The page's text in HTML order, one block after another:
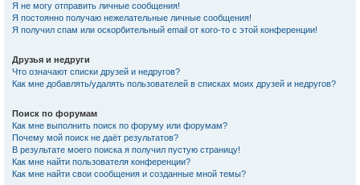
Я не могу отправить личные сообщения!
Я постоянно получаю нежелательные личные сообщения!
Я получил спам или оскорбительный email от кого-то с этой конференции!
Друзья и недруги
Что означают списки друзей и недругов?
Как мне добавлять/удалять пользователей в списках моих друзей и недругов?
Поиск по форумам
Как мне выполнить поиск по форуму или форумам?
Почему мой поиск не даёт результатов?
В результате моего поиска я получил пустую страницу!
Как мне найти пользователя конференции?
Как мне найти свои сообщения и созданные мной темы?